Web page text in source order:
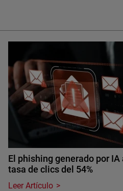
El phishing generado por
tasa de clics del 54%
Leer Artículo